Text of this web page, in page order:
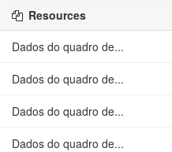
Resources
Dados do quadro de...
Dados do quadro de...
Dados do quadro de...
Dados do quadro de...